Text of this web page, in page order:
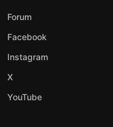
Forum
Facebook
Instagram
X
YouTube